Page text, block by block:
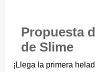
Propuesta
de Slime
¡Llega la primera